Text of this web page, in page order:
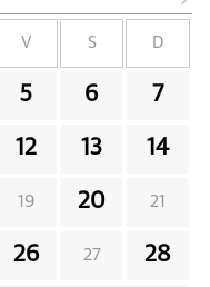
V S D
5 6 7
12 13 14
19 20 21
26 27 28